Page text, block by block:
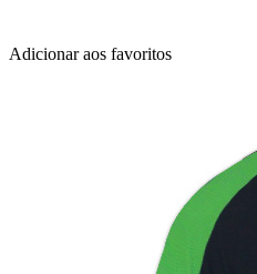
Adicionar aos favoritos